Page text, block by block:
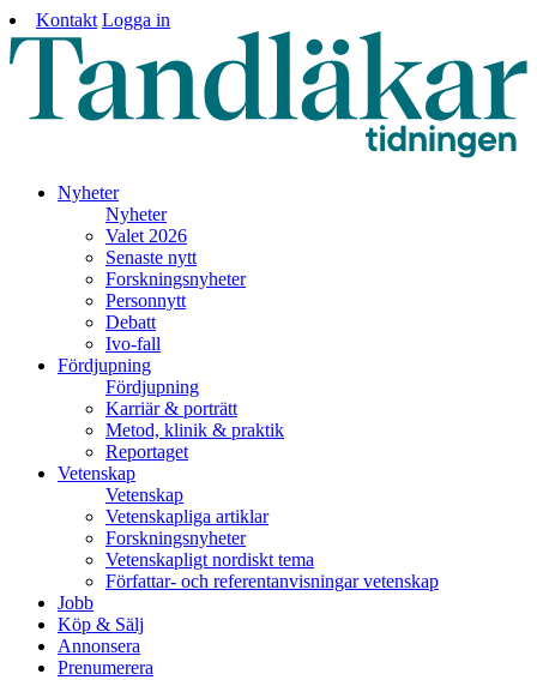
Kontakt Logga in
Nyheter
Nyheter
Valet 2026
Senaste nytt
Forskningsnyheter
Personnytt
Debatt
Ivo-fall
Fördjupning
Fördjupning
Karriär & porträtt
Metod, klinik & praktik
Reportaget
Vetenskap
Vetenskap
Vetenskapliga artiklar
Forskningsnyheter
Vetenskapligt nordiskt tema
Författar- och referentanvisningar vetenskap
Jobb
Köp & Sälj
Annonsera
Prenumerera